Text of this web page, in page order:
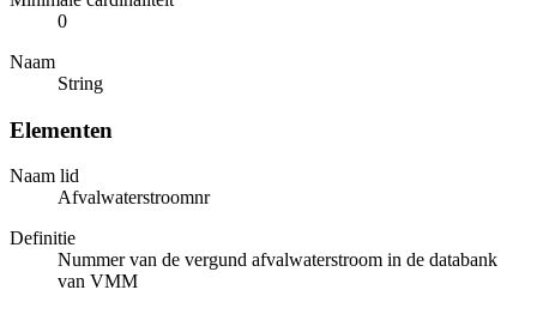
0
Naam
String
Elementen
Naam lid
Afvalwaterstroomnr
Definitie
Nummer van de vergund afvalwaterstroom in de databank
van VMM